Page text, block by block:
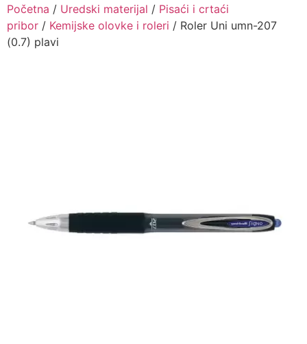
Početna / Uredski materijal / Pisaći i crtaći
pribor / Kemijske olovke i roleri / Roler Uni umn-207
(0.7) plavi